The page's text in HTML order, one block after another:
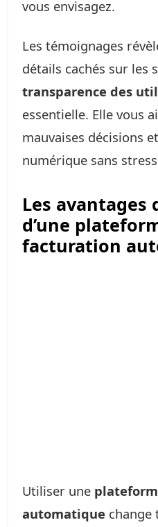
vous envisagez.
Les témoignages
détails cachés sur les
transparence des
essentielle. Elle vous
mauvaises décisions
numérique sans
Les avantages
d’une
facturation
Utiliser une
automatique change